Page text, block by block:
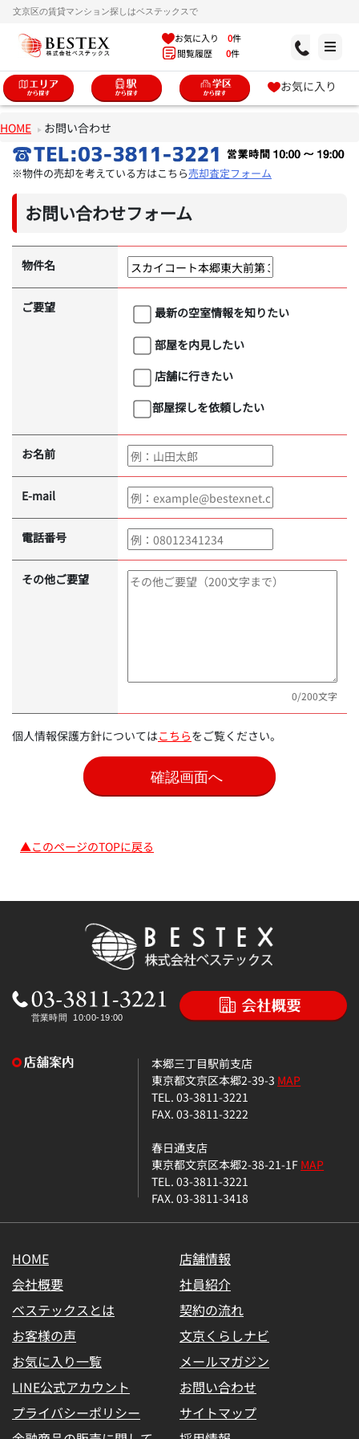
文京区の賃貸マンション探しはベステックスで
お気に入り 0件
閲覧履歴 0件
お気に入り
HOME お問い合わせ
※物件の売却を考えている方はこちら売却査定フォーム
お問い合わせフォーム
物件名
ご要望
最新の空室情報を知りたい
部屋を内見したい
店舗に行きたい
部屋探しを依頼したい
お名前
E-mail
電話番号
その他ご要望
0/200文字
個人情報保護方針についてはこちらをご覧ください。
▲このページのTOPに戻る
本郷三丁目駅前支店
東京都文京区本郷2-39-3 MAP
TEL. 03-3811-3221
FAX. 03-3811-3222
春日通支店
東京都文京区本郷2-38-21-1FMAP
TEL. 03-3811-3221
FAX. 03-3811-3418
HOME
店舗情報
会社概要
社員紹介
ベステックスとは
契約の流れ
お客様の声
文京くらしナビ
お気に入り一覧
メールマガジン
LINE公式アカウント
お問い合わせ
プライバシーポリシー
サイトマップ